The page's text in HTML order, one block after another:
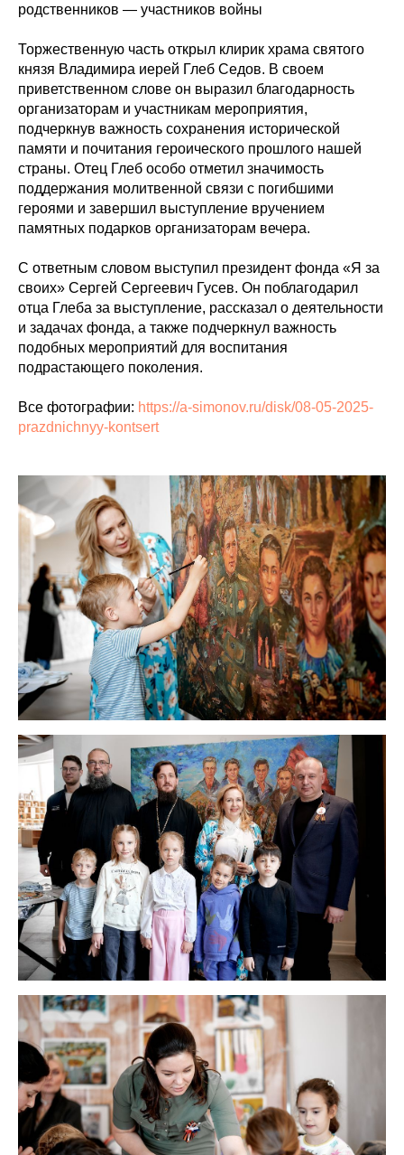
родственников — участников войны
Торжественную часть открыл клирик храма святого
князя Владимира иерей Глеб Седов. В своем
приветственном слове он выразил благодарность
организаторам и участникам мероприятия,
подчеркнув важность сохранения исторической
памяти и почитания героического прошлого нашей
страны. Отец Глеб особо отметил значимость
поддержания молитвенной связи с погибшими
героями и завершил выступление вручением
памятных подарков организаторам вечера.
С ответным словом выступил президент фонда «Я за
своих» Сергей Сергеевич Гусев. Он поблагодарил
отца Глеба за выступление, рассказал о деятельности
и задачах фонда, а также подчеркнул важность
подобных мероприятий для воспитания
подрастающего поколения.
Все фотографии: https://a-simonov.ru/disk/08-05-2025-
prazdnichnyy-kontsert